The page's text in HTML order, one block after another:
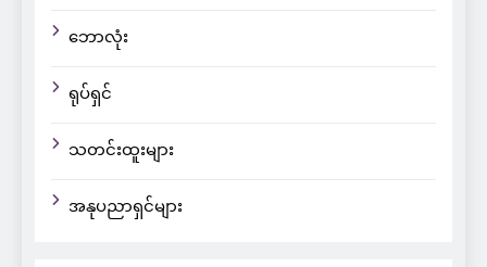
ဘောလုံး
ရုပ်ရှင်
သတင်းထူးများ
အနုပညာရှင်များ